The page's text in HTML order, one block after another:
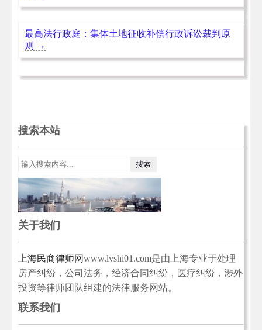
最高法行政庭：集体土地征收补偿行政诉讼裁判原
则
→
搜索本站
关于我们
上海民商律师网www.lvshi01.com是由上海专业于处理
房产纠纷，公司法务，经济合同纠纷，医疗纠纷，涉外
投资等律师团队组建的法律服务网站。
联系我们